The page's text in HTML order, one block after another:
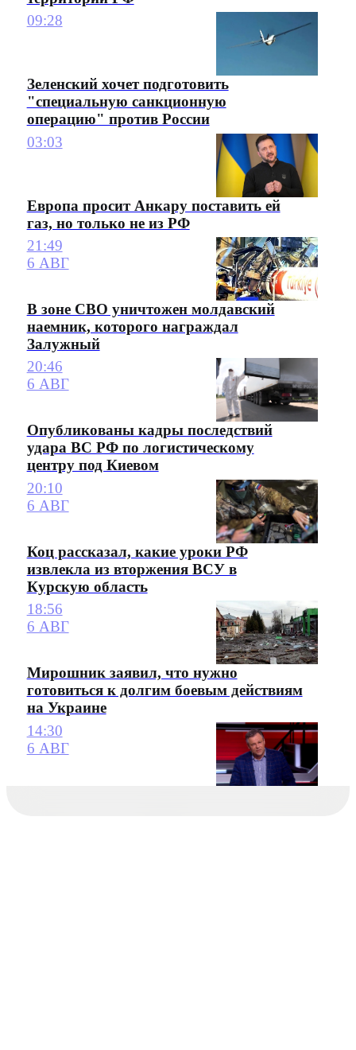
09:28
Зеленский хочет подготовить
"специальную санкционную
операцию" против России
03:03
Европа просит Анкару поставить ей
газ, но только не из РФ
21:49
6 АВГ
В зоне СВО уничтожен молдавский
наемник, которого награждал
Залужный
20:46
6 АВГ
Опубликованы кадры последствий
удара ВС РФ по логистическому
центру под Киевом
20:10
6 АВГ
Коц рассказал, какие уроки РФ
извлекла из вторжения ВСУ в
Курскую область
18:56
6 АВГ
Мирошник заявил, что нужно
готовиться к долгим боевым действиям
на Украине
14:30
6 АВГ